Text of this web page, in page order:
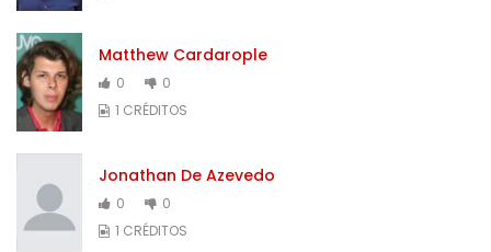
Matthew Cardarople
0
0
1 CRÉDITOS
Jonathan De Azevedo
0
0
1 CRÉDITOS